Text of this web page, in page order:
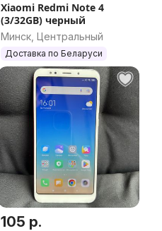
Xiaomi Redmi Note 4
(3/32GB) черный
Минск, Центральный
Доставка по Беларуси
105 р.